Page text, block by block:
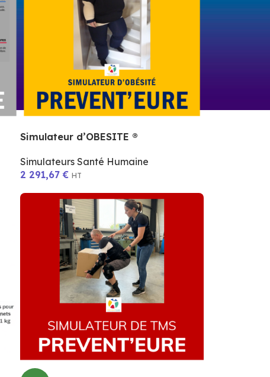
Simulateur d’OBESITE ®
Simulateurs Santé Humaine
2 291,67€ HT